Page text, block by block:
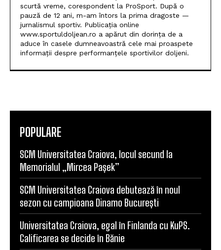
scurtă vreme, corespondent la ProSport. După o
pauză de 12 ani, m-am întors la prima dragoste —
jurnalismul sportiv. Publicația online
www.sportuldoljean.ro a apărut din dorința de a
aduce în casele dumneavoastră cele mai proaspete
informații despre performanțele sportivilor doljeni.
POPULARE
SCM Universitatea Craiova, locul secund la
Memorialul „Mircea Pașek”
SCM Universitatea Craiova debutează în noul
sezon cu campioana Dinamo București
Universitatea Craiova, egal în Finlanda cu KuPS.
Calificarea se decide în Bănie